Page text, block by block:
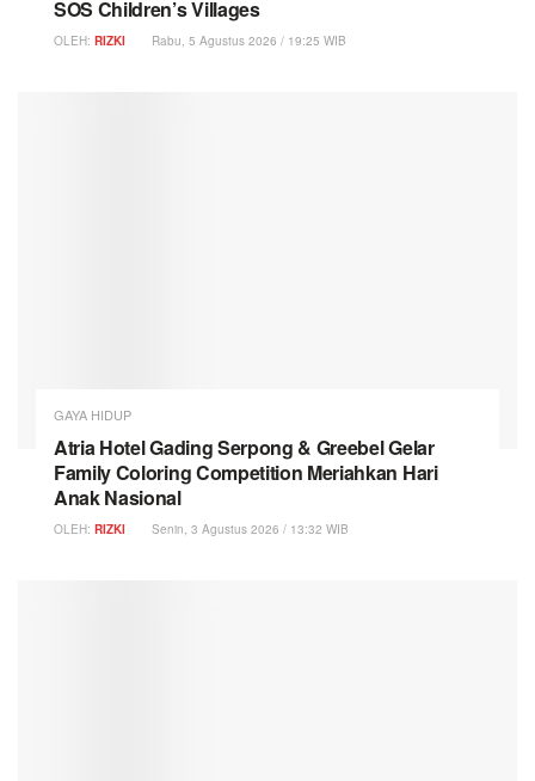
SOS Children’s Villages
OLEH: RIZKI Rabu, 5 Agustus 2026 / 19:25 WIB
GAYA HIDUP
Atria Hotel Gading Serpong & Greebel Gelar
Family Coloring Competition Meriahkan Hari
Anak Nasional
OLEH: RIZKI Senin, 3 Agustus 2026 / 13:32 WIB